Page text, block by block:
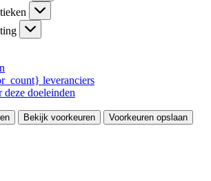
leveranciers
deze doeleinden
Bekijk voorkeuren Voorkeuren opslaan